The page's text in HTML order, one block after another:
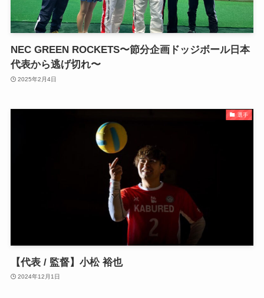
NEC GREEN ROCKETS〜節分企画ドッジボール日本
代表から逃げ切れ〜
2025年2月4日
選手
【代表 / 監督】小松 裕也
2024年12月1日